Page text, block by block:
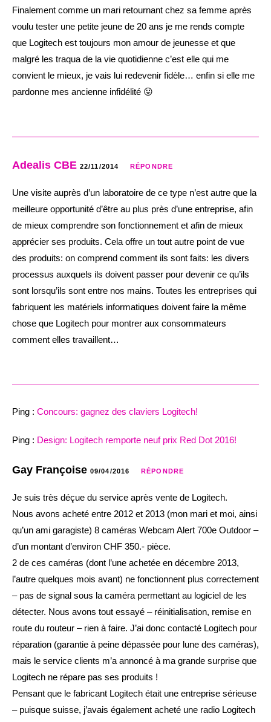
Finalement comme un mari retournant chez sa femme après
voulu tester une petite jeune de 20 ans je me rends compte
que Logitech est toujours mon amour de jeunesse et que
malgré les traqua de la vie quotidienne c’est elle qui me
convient le mieux, je vais lui redevenir fidèle… enfin si elle me
pardonne mes ancienne infidélité 😛
Adealis CBE 22/11/2014 RÉPONDRE
Une visite auprès d’un laboratoire de ce type n’est autre que la
meilleure opportunité d’être au plus près d’une entreprise, afin
de mieux comprendre son fonctionnement et afin de mieux
apprécier ses produits. Cela offre un tout autre point de vue
des produits: on comprend comment ils sont faits: les divers
processus auxquels ils doivent passer pour devenir ce qu’ils
sont lorsqu’ils sont entre nos mains. Toutes les entreprises qui
fabriquent les matériels informatiques doivent faire la même
chose que Logitech pour montrer aux consommateurs
comment elles travaillent…
Ping : Concours: gagnez des claviers Logitech!
Ping : Design: Logitech remporte neuf prix Red Dot 2016!
Gay Françoise 09/04/2016 RÉPONDRE
Je suis très déçue du service après vente de Logitech.
Nous avons acheté entre 2012 et 2013 (mon mari et moi, ainsi
qu’un ami garagiste) 8 caméras Webcam Alert 700e Outdoor –
d’un montant d’environ CHF 350.- pièce.
2 de ces caméras (dont l’une achetée en décembre 2013,
l’autre quelques mois avant) ne fonctionnent plus correctement
– pas de signal sous la caméra permettant au logiciel de les
détecter. Nous avons tout essayé – réinitialisation, remise en
route du routeur – rien à faire. J’ai donc contacté Logitech pour
réparation (garantie à peine dépassée pour lune des caméras),
mais le service clients m’a annoncé à ma grande surprise que
Logitech ne répare pas ses produits !
Pensant que le fabricant Logitech était une entreprise sérieuse
– puisque suisse, j’avais également acheté une radio Logitech